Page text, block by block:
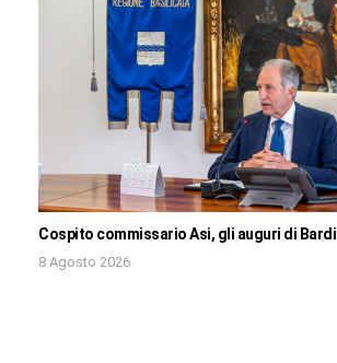
Cospito commissario Asi, gli auguri di Bardi
8 Agosto 2026